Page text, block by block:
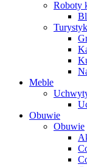
Roboty
Meble
Obuwie
Obuwie